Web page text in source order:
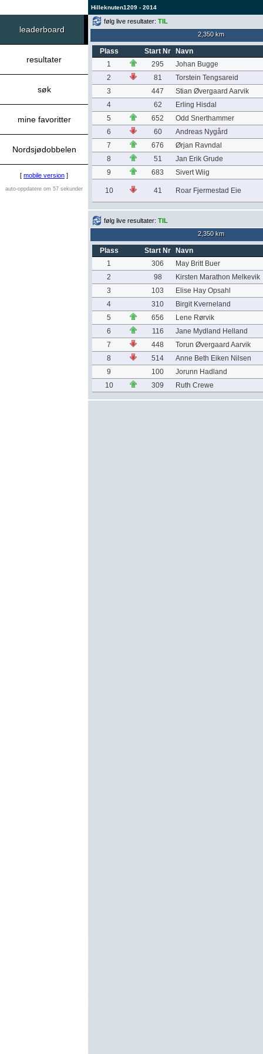
Hilleknuten1209 - 2014
leaderboard
resultater
søk
mine favoritter
Nordsjødobbelen
[ mobile version ]
auto-oppdatere om 57 sekunder
følg live resultater: TIL
2,350 km
Plass Start Nr
Navn
1
295
Johan Bugge
2
81
Torstein Tengsareid
3
447
Stian Øvergaard Aarvik
4
62
Erling Hisdal
5
652
Odd Snerthammer
6
60
Andreas Nygård
7
676
Ørjan Ravndal
8
51
Jan Erik Grude
9
683 Sivert Wiig
10 41 Roar Fjermestad Eie
følg live resultater: TIL
2,350 km
Plass Start Nr
Navn
1
306
May Britt Buer
2
98
Kirsten Marathon Melkevik
3
103
Elise Hay Opsahl
4
310
Birgit Kverneland
5
656
Lene Rørvik
6
116
Jane Mydland Helland
7
448
Torun Øvergaard Aarvik
8
514
Anne Beth Eiken Nilsen
9
100
Jorunn Hadland
10
309 Ruth Crewe